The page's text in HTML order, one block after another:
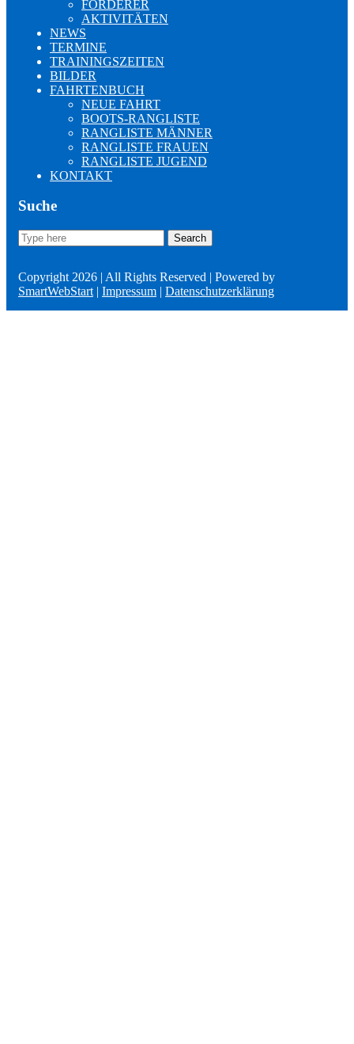
FÖRDERER
AKTIVITÄTEN
NEWS
TERMINE
TRAININGSZEITEN
BILDER
FAHRTENBUCH
NEUE FAHRT
BOOTS-RANGLISTE
RANGLISTE MÄNNER
RANGLISTE FRAUEN
RANGLISTE JUGEND
KONTAKT
Suche
Search
for:
Search
Copyright 2026 | All Rights Reserved | Powered by
SmartWebStart | Impressum | Datenschutzerklärung